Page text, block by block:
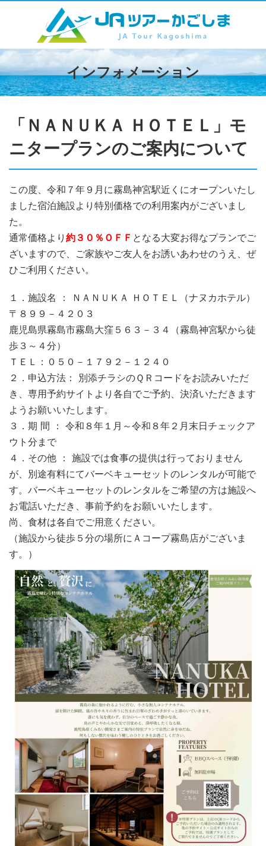
インフォメーション
「ＮＡＮＵＫＡ ＨＯＴＥＬ」モ
ニタープランのご案内について
この度、令和７年９月に霧島神宮駅近くにオープンいたし
ました宿泊施設より特別価格での利用案内がございまし
た。
通常価格より 約３０％ＯＦＦ となる大変お得なプランでご
ざいますので、ご家族やご友人をお誘いあわせのうえ、ぜ
ひご利用ください。
１．施設名 ： ＮＡＮＵＫＡ ＨＯＴＥＬ（ナヌカホテル）
〒８９９－４２０３
鹿児島県霧島市霧島大窪５６３－３４（霧島神宮駅から徒
歩３～４分）
ＴＥＬ：０５０－１７９２－１２４０
２．申込方法： 別添チラシのＱＲコードをお読みいただ
き、専用予約サイトより各自でご予約、決済いただきます
ようお願いいたします。
３．期 間 ： 令和８年１月～令和８年２月末日チェックア
ウト分まで
４．その他 ： 施設では食事の提供は行っておりません
が、別途有料にてバーベキューセットのレンタルが可能で
す。バーベキューセットのレンタルをご希望の方は施設へ
お電話いただき、事前予約をお願いいたします。
尚、食材は各自でご用意ください。
（施設から徒歩５分の場所にＡコープ霧島店がございま
す。）